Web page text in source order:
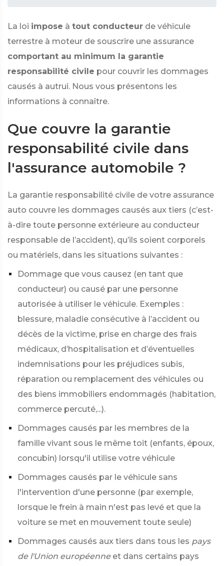
La loi impose à tout conducteur de véhicule
terrestre à moteur de souscrire une assurance
comportant au minimum la garantie
responsabilité civile pour couvrir les dommages
causés à autrui. Nous vous présentons les
informations à connaître.
Que couvre la garantie
responsabilité civile dans
l'assurance automobile ?
La garantie responsabilité civile de votre assurance
auto couvre les dommages causés aux tiers (c’est-
à-dire toute personne extérieure au conducteur
responsable de l’accident), qu’ils soient corporels
ou matériels, dans les situations suivantes :
Dommage que vous causez (en tant que
conducteur) ou causé par une personne
autorisée à utiliser le véhicule. Exemples :
blessure, maladie consécutive à l’accident ou
décès de la victime, prise en charge des frais
médicaux, d’hospitalisation et d’éventuelles
indemnisations pour les préjudices subis,
réparation ou remplacement des véhicules ou
des biens immobiliers endommagés (habitation,
commerce percuté,...).
Dommages causés par les membres de la
famille vivant sous le même toit (enfants, époux,
concubin) lorsqu'il utilise votre véhicule
Dommages causés par le véhicule sans
l'intervention d'une personne (par exemple,
lorsque le frein à main n'est pas levé et que la
voiture se met en mouvement toute seule)
Dommages causés aux tiers dans tous les pays
de l'Union européenne et dans certains pays